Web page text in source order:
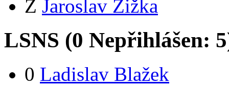
Z Jaroslav Žižka
LSNS (0 Nepřihlášen: 5
0 Ladislav Blažek